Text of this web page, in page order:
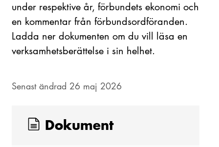
under respektive år, förbundets ekonomi och
en kommentar från förbundsordföranden.
Ladda ner dokumenten om du vill läsa en
verksamhetsberättelse i sin helhet.
Senast ändrad 26 maj 2026
Dokument